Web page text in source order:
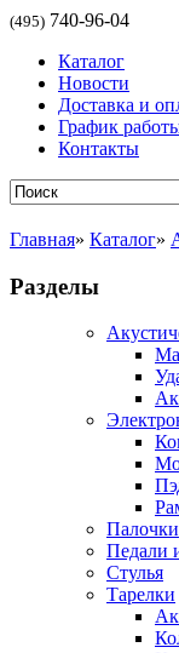
(495) 740-96-04
Каталог
Новости
Доставка и
График
Контакты
Главная» Каталог»
Разделы
Палочки
Педали
Стулья
Тарелки